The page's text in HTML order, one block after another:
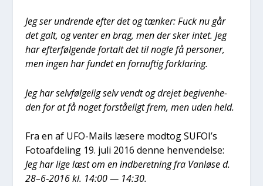
Jeg ser undren­de efter det og tæn­ker: Fuck nu går
det galt, og ven­ter en brag, men der sker intet. Jeg
har efter­føl­gen­de for­talt det til nog­le få per­so­ner,
men ingen har fun­det en for­nuf­tig for­kla­ring.
Jeg har selv­føl­ge­lig selv vendt og dre­jet begi­ven­he­
den for at få noget for­stå­e­ligt frem, men uden held.
Fra en af UFO-Mails læse­re modt­og SUFOI’s
Foto­af­de­ling 19. juli 2016 den­ne hen­ven­del­se:
Jeg har lige læst om en ind­be­ret­ning fra Van­lø­se d.
28–6‑2016 kl. 14:00 — 14:30.